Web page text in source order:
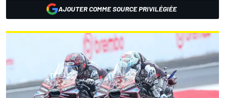
AJOUTER COMME SOURCE PRIVILÉGIÉE